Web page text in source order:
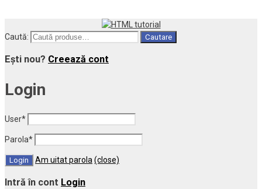
Caută: Cautare
Ești nou? Creează cont
Login
User*
Parola*
Am uitat parola (close)
Intră în cont Login